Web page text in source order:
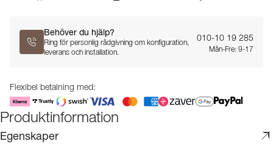
Behöver du hjälp?
Ring för personlig rådgivning om konfiguration,
leverans och installation.
010-10 19 285
Mån-Fre: 9-17
Flexibel betalning med:
Produktinformation
Egenskaper